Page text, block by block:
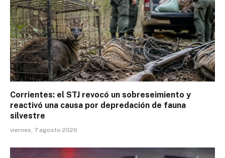
Corrientes: el STJ revocó un sobreseimiento y
reactivó una causa por depredación de fauna
silvestre
viernes, 7 agosto 2026